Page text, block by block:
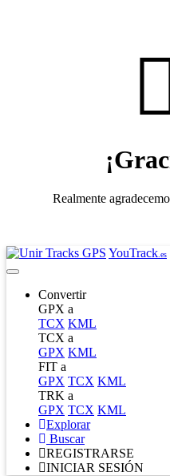
Realmente
YouTrack.es
Convertir
GPX a
TCX KML
TCX a
GPX KML
FIT a
GPX TCX KML
TRK a
GPX TCX KML
Explorar
Buscar
REGISTRARSE
INICIAR SESIÓN